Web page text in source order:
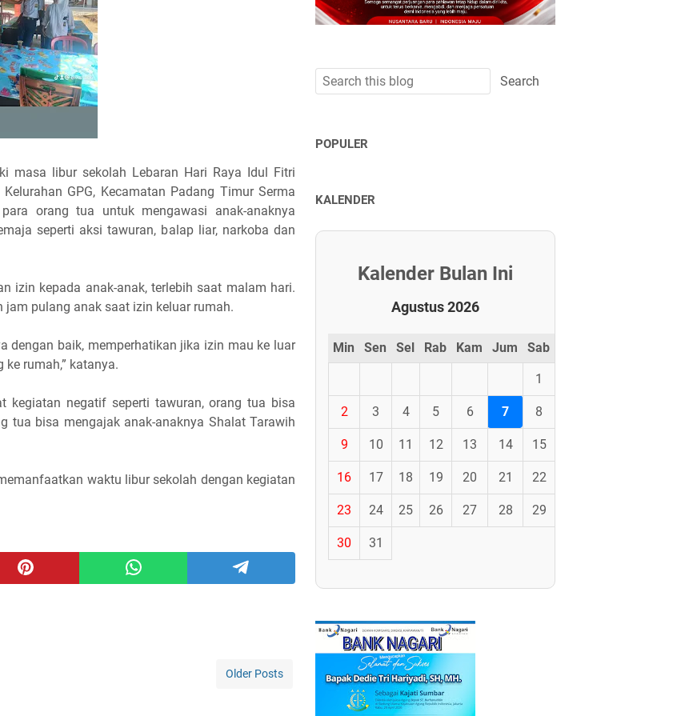
masa libur sekolah Lebaran Hari Raya Idul Fitri
GPG, Kecamatan Padang Timur Serma
orang tua untuk mengawasi anak-anaknya
seperti aksi tawuran, balap liar, narkoba dan
izin kepada anak-anak, terlebih saat malam hari.
pulang anak saat izin keluar rumah.
dengan baik, memperhatikan jika izin mau ke luar
rumah,” katanya.
kegiatan negatif seperti tawuran, orang tua bisa
tua bisa mengajak anak-anaknya Shalat Tarawih
waktu libur sekolah dengan kegiatan
Older Posts
POPULER
KALENDER
Kalender Bulan Ini
Agustus 2026
Min Sen Sel Rab Kam Jum Sab
1
2 3 4 5 6 7 8
9 10 11 12 13 14 15
16 17 18 19 20 21 22
23 24 25 26 27 28 29
30 31